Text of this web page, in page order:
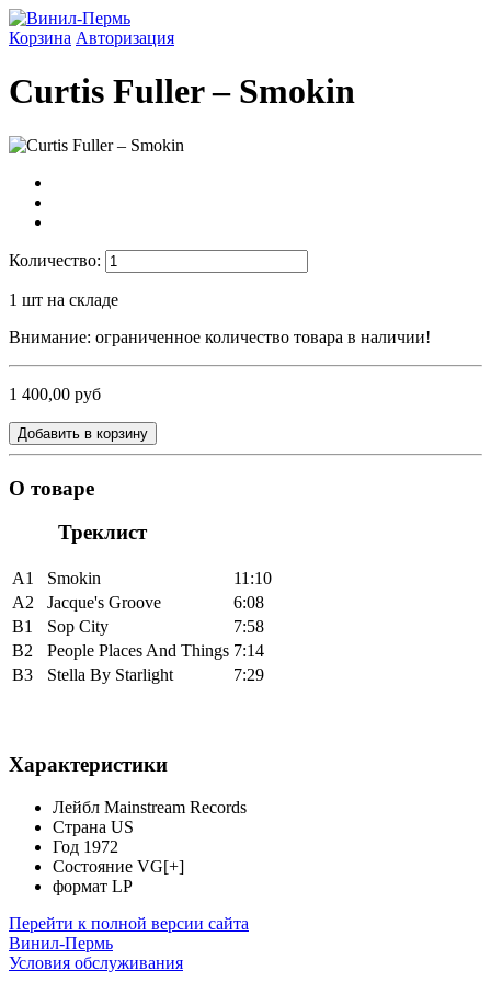
Корзина Авторизация
Curtis Fuller – Smokin
Количество:
1 шт на складе
Внимание: ограниченное количество товара в наличии!
1 400,00 руб
Добавить в корзину
О товаре
Треклист
A1 Smokin
11:10
A2
Jacque's Groove
6:08
B1
Sop City
7:58
B2
People Places And Things 7:14
B3
Stella By Starlight 7:29
Характеристики
Лейбл Mainstream Records
Страна US
Год 1972
Состояние VG[+]
формат LP
Перейти к полной версии сайта
Винил-Пермь
Условия обслуживания